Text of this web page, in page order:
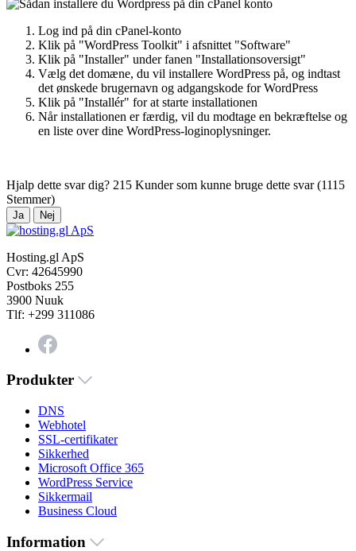
Log ind på din cPanel-konto
Klik på "WordPress Toolkit" i afsnittet "Software"
Klik på "Installer" under fanen "Installationsoversigt"
Vælg det domæne, du vil installere WordPress på, og indtast
det ønskede brugernavn og adgangskode for WordPress
Klik på "Installér" for at starte installationen
Når installationen er færdig, vil du modtage en bekræftelse og
en liste over dine WordPress-loginoplysninger.
Hjalp dette svar dig? 215 Kunder som kunne bruge dette svar (1115
Stemmer)
Ja Nej
Hosting.gl ApS
Cvr: 42645990
Postboks 255
3900 Nuuk
Tlf: +299 311086
Produkter
DNS
Webhotel
SSL-certifikater
Sikkerhed
Microsoft Office 365
WordPress Service
Sikkermail
Business Cloud
Information